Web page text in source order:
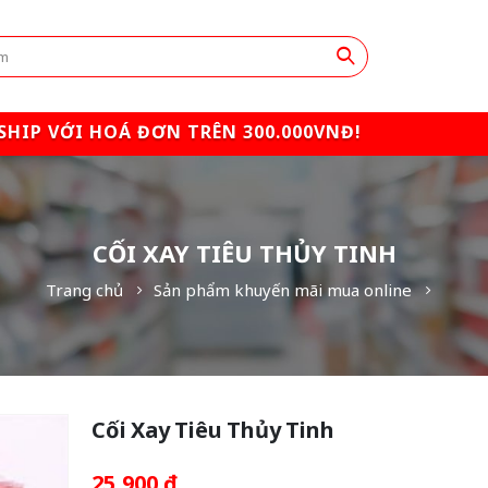
VỚI HOÁ ĐƠN TRÊN 300.000VNĐ!
CỐI XAY TIÊU THỦY TINH
Trang chủ Sản phẩm khuyến mãi mua online
Cối Xay Tiêu Thủy Tinh